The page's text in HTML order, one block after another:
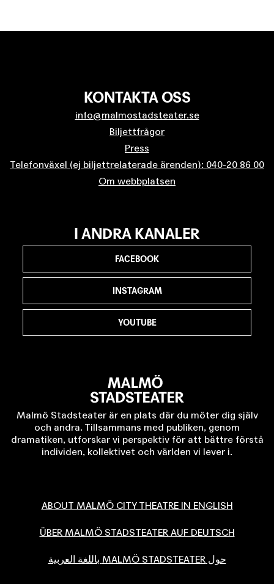
KONTAKTA OSS
info@malmostadsteater.se
Biljettfrågor
Press
Telefonväxel (ej biljettrelaterade ärenden): 040-20 86 00
Om webbplatsen
Malmö Stadsteater är en plats där du möter dig själv
och andra. Tillsammans med publiken, genom
dramatiken, utforskar vi perspektiv för att bättre förstå
individen, kollektivet och världen vi lever i.
ABOUT MALMÖ CITY THEATRE IN ENGLISH
ÜBER MALMÖ STADSTEATER AUF DEUTSCH
حول MALMÖ STADSTEATER باللغة العربية
I ANDRA KANALER
FACEBOOK
INSTAGRAM
YOUTUBE